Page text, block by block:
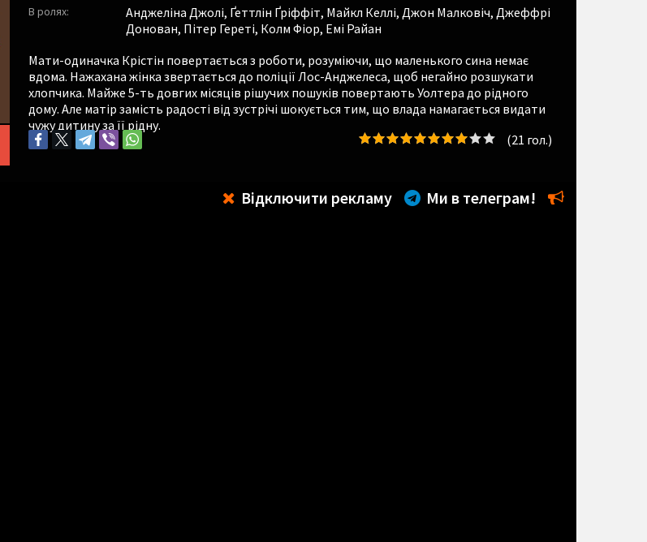
В ролях: Анджеліна Джолі, Ґеттлін Ґріффіт, Майкл Келлі, Джон Малковіч, Джеффрі
Донован, Пітер Гереті, Колм Фіор, Емі Райан
Мати-одиначка Крістін повертається з роботи, розуміючи, що маленького сина немає
вдома. Нажахана жінка звертається до поліції Лос-Анджелеса, щоб негайно розшукати
хлопчика. Майже 5-ть довгих місяців рішучих пошуків повертають Уолтера до рідного
дому. Але матір замість радості від зустрічі шокується тим, що влада намагається видати
чужу дитину за її рідну.
(21 гол.)
Відключити рекламу Ми в телеграм!